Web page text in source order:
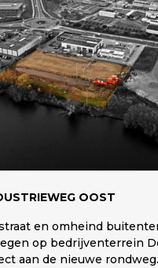
OOST
en omheind
op bedrijventerrein
aan de nieuwe